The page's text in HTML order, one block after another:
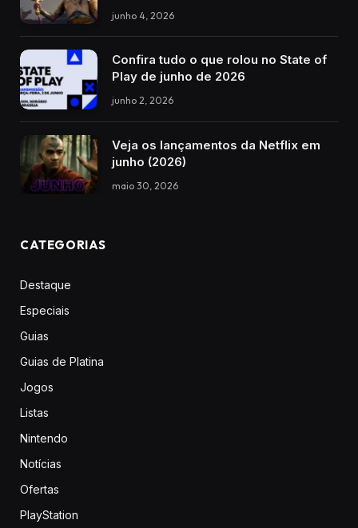
junho 4, 2026
Confira tudo o que rolou no State of
Play de junho de 2026
junho 2, 2026
Veja os lançamentos da Netflix em
junho (2026)
maio 30, 2026
CATEGORIAS
Destaque
Especiais
Guias
Guias de Platina
Jogos
Listas
Nintendo
Notícias
Ofertas
PlayStation